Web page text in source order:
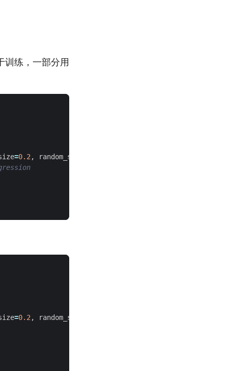
训练，一部分用
=0.2 , random_state
=0.2 , random_state